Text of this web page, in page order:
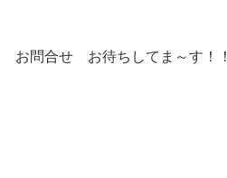
お問合せ お待ちしてま～す！！